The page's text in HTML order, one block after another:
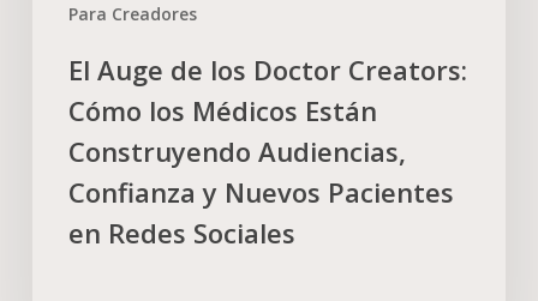
Para Creadores
El Auge de los Doctor Creators:
Cómo los Médicos Están
Construyendo Audiencias,
Confianza y Nuevos Pacientes
en Redes Sociales